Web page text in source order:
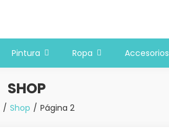
Pintura Ropa Accesorios
SHOP
Shop Página 2